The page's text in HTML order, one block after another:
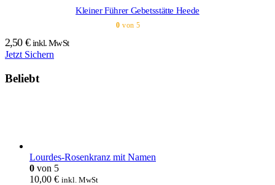
Kleiner Führer Gebetsstätte Heede
0 von 5
2,50 € inkl. MwSt
Jetzt Sichern
Beliebt
Lourdes-Rosenkranz mit Namen
0 von 5
10,00 € inkl. MwSt